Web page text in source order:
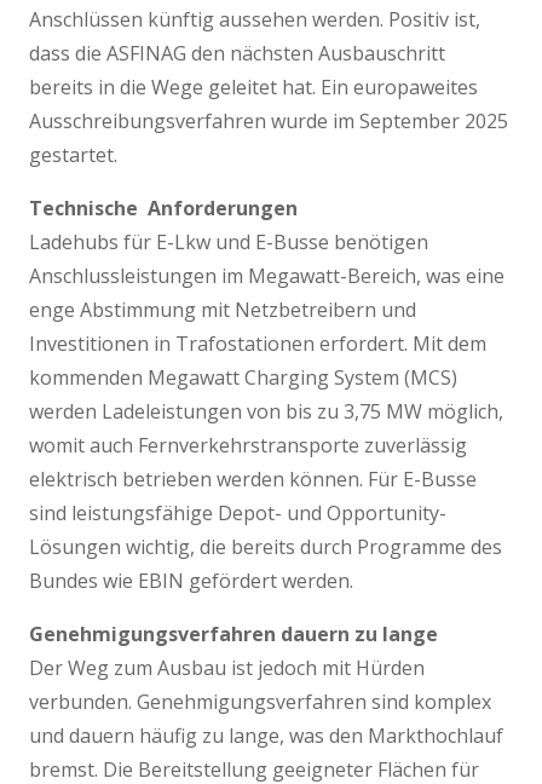
Anschlüssen künftig aussehen werden. Positiv ist,
dass die ASFINAG den nächsten Ausbauschritt
bereits in die Wege geleitet hat. Ein europaweites
Ausschreibungsverfahren wurde im September 2025
gestartet.
Technische Anforderungen
Ladehubs für E-Lkw und E-Busse benötigen
Anschlussleistungen im Megawatt-Bereich, was eine
enge Abstimmung mit Netzbetreibern und
Investitionen in Trafostationen erfordert. Mit dem
kommenden Megawatt Charging System (MCS)
werden Ladeleistungen von bis zu 3,75 MW möglich,
womit auch Fernverkehrstransporte zuverlässig
elektrisch betrieben werden können. Für E-Busse
sind leistungsfähige Depot- und Opportunity-
Lösungen wichtig, die bereits durch Programme des
Bundes wie EBIN gefördert werden.
Genehmigungsverfahren dauern zu lange
Der Weg zum Ausbau ist jedoch mit Hürden
verbunden. Genehmigungsverfahren sind komplex
und dauern häufig zu lange, was den Markthochlauf
bremst. Die Bereitstellung geeigneter Flächen für